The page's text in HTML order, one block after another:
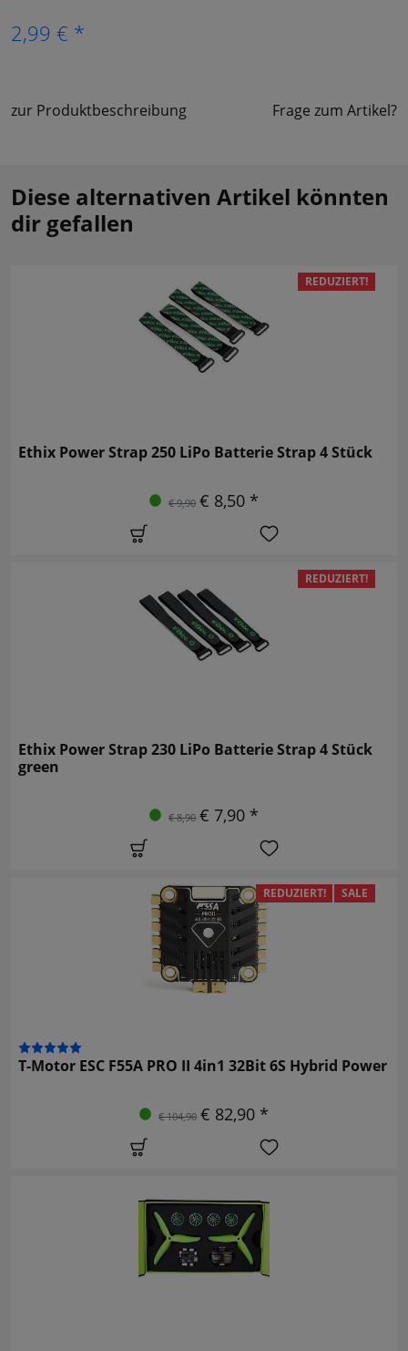
2,99 € *
zur Produktbeschreibung Frage zum Artikel?
Diese alternativen Artikel könnten
dir gefallen
REDUZIERT!
Ethix Power Strap 250 LiPo Batterie Strap 4 Stück
€ 9,90 € 8,50 *
REDUZIERT!
Ethix Power Strap 230 LiPo Batterie Strap 4 Stück
green
€ 8,90 € 7,90 *
REDUZIERT! SALE
T-Motor ESC F55A PRO II 4in1 32Bit 6S Hybrid Power
€ 104,90 € 82,90 *